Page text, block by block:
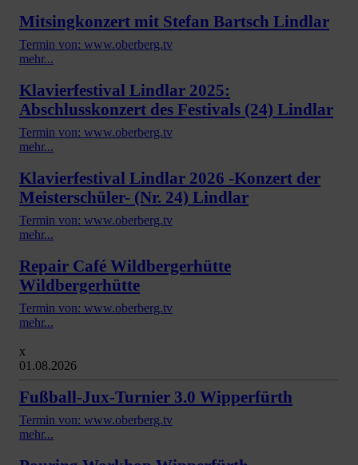
Mitsingkonzert mit Stefan Bartsch Lindlar
Termin von: www.oberberg.tv
mehr...
Klavierfestival Lindlar 2025:
Abschlusskonzert des Festivals (24) Lindlar
Termin von: www.oberberg.tv
mehr...
Klavierfestival Lindlar 2026 -Konzert der
Meisterschüler- (Nr. 24) Lindlar
Termin von: www.oberberg.tv
mehr...
Repair Café Wildbergerhütte
Wildbergerhütte
Termin von: www.oberberg.tv
mehr...
x
01.08.2026
Fußball-Jux-Turnier 3.0 Wipperfürth
Termin von: www.oberberg.tv
mehr...